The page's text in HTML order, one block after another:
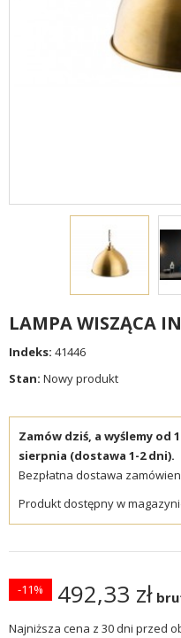
LAMPA WISZĄCA
Indeks: 41446
Stan: Nowy produkt
Zamów dziś, a wyślemy od
sierpnia (dostawa 1-2 dni).
Bezpłatna dostawa
Produkt dostępny w
492,33 zł
-11%
Najniższa cena z 30 dni przed